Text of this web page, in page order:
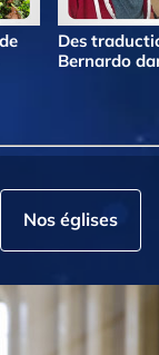
Des
Bernardo
Nos églises